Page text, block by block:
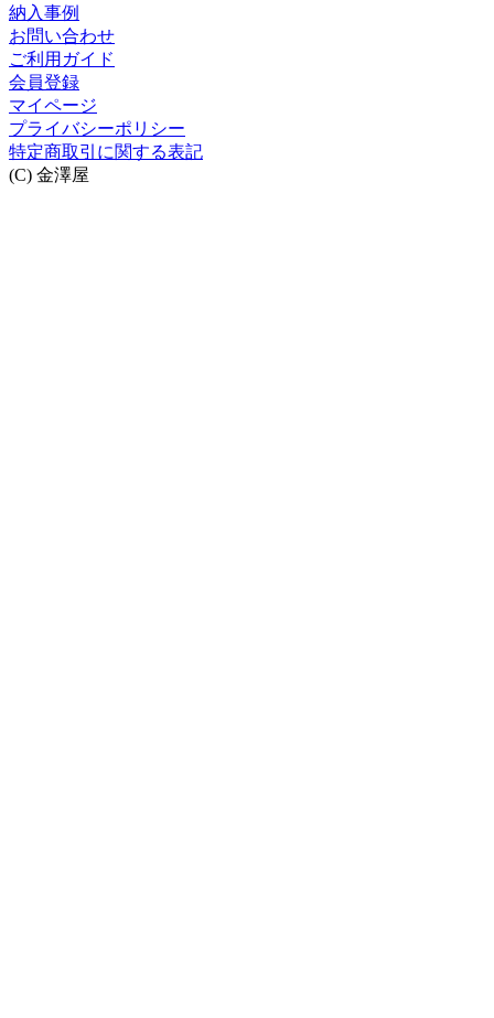
納入事例
お問い合わせ
ご利用ガイド
会員登録
マイページ
プライバシーポリシー
特定商取引に関する表記
(C) 金澤屋